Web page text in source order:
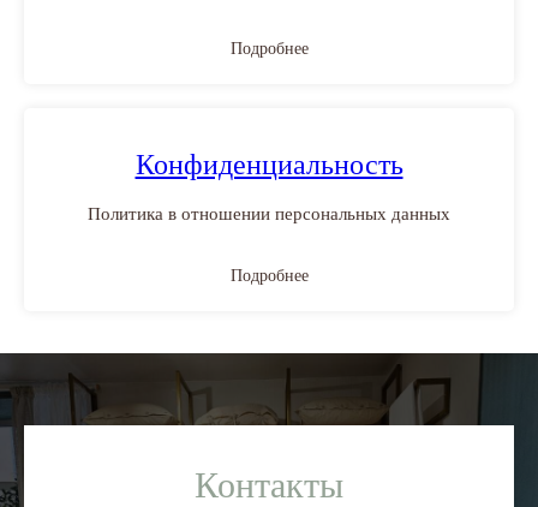
Подробнее
Конфиденциальность
Политика в отношении персональных данных
Подробнее
Контакты